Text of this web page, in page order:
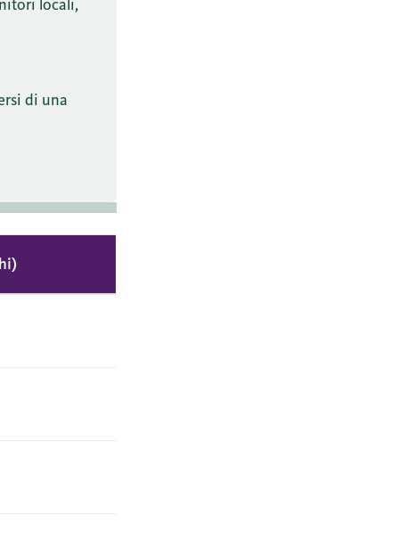
locali,
di una